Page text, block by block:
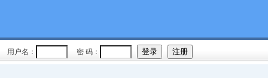
用户名： 密 码：